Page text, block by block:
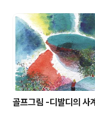
골프그림 -디발디의 사계